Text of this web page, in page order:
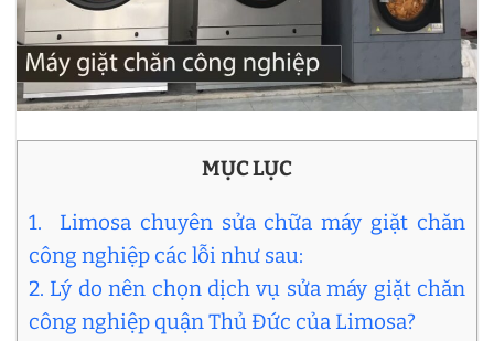
MỤC LỤC
1. Limosa chuyên sửa chữa máy giặt chăn
công nghiệp các lỗi như sau:
2. Lý do nên chọn dịch vụ sửa máy giặt chăn
công nghiệp quận Thủ Đức của Limosa?